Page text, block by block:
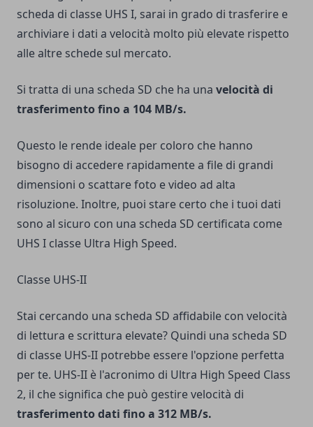
scheda di classe UHS I, sarai in grado di trasferire e
archiviare i dati a velocità molto più elevate rispetto
alle altre schede sul mercato.
Si tratta di una scheda SD che ha una velocità di
trasferimento fino a 104 MB/s.
Questo le rende ideale per coloro che hanno
bisogno di accedere rapidamente a file di grandi
dimensioni o scattare foto e video ad alta
risoluzione. Inoltre, puoi stare certo che i tuoi dati
sono al sicuro con una scheda SD certificata come
UHS I classe Ultra High Speed.
Classe UHS-II
Stai cercando una scheda SD affidabile con velocità
di lettura e scrittura elevate? Quindi una scheda SD
di classe UHS-II potrebbe essere l'opzione perfetta
per te. UHS-II è l'acronimo di Ultra High Speed Class
2, il che significa che può gestire velocità di
trasferimento dati fino a 312 MB/s.